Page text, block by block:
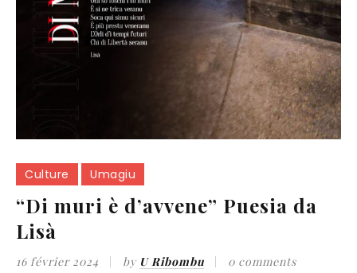
Culture Umagiu
“Di muri è d’avvene” Puesia da
Lisà
16 février 2024 by U Ribombu 0 comments